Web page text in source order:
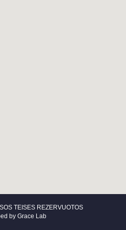
TEISES REZERVUOTOS
by Grace Lab